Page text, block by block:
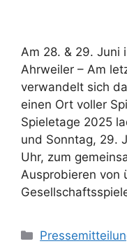
Am 28. & 29. Juni
Ahrweiler – Am
verwandelt sich
einen Ort voller
Spieletage 2025
und Sonntag, 29.
Uhr, zum
Ausprobieren von